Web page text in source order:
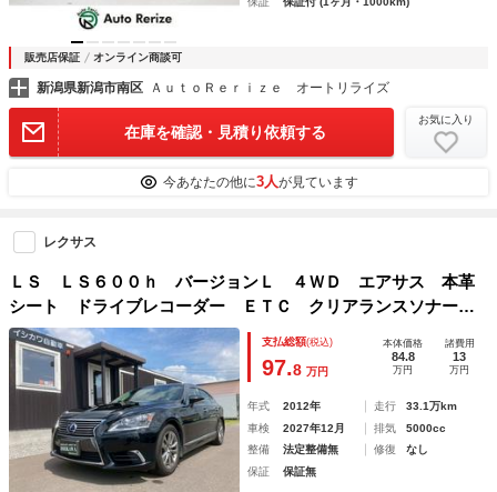
販売店保証 オンライン商談可
新潟県新潟市南区 ＡｕｔｏＲｅｒｉｚｅ オートリライズ
在庫を確認・見積り依頼する
お気に入り
今あなたの他に3人が見ています
レクサス
ＬＳ ＬＳ６００ｈ バージョンＬ ４ＷＤ エアサス 本革
シート ドライブレコーダー ＥＴＣ クリアランスソナー
オートクルーズコントロール バックカメラ ナビ ＴＶ ア
ルミホイール オートマチックハイビーム オートライト
支払総額(税込)
97.8 万円
本体価格
84.8
万円
諸費用
13
万円
年式 2012年 走行
33.1万km
車検
2027年12月 排気
5000cc
整備
法定整備無 修復
なし
保証
保証無